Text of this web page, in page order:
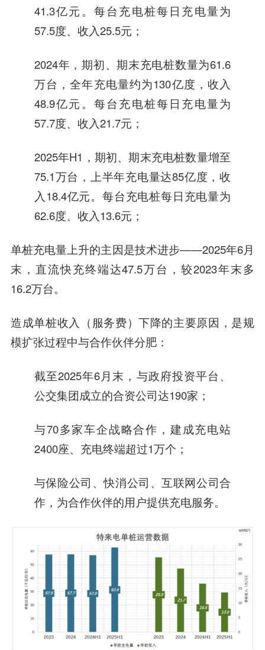
41.3亿元。每台充电桩每日充电量为
57.5度、收入25.5元；
2024年，期初、期末充电桩数量为61.6
万台，全年充电量约为130亿度，收入
48.9亿元。每台充电桩每日充电量为
57.7度、收入21.7元；
2025年H1，期初、期末充电桩数量增至
75.1万台，上半年充电量达85亿度，收
入18.4亿元。每台充电桩每日充电量为
62.6度、收入13.6元；
单桩充电量上升的主因是技术进步——2025年6月
末，直流快充终端达47.5万台，较2023年末多
16.2万台。
造成单桩收入（服务费）下降的主要原因， 是规
模扩张过程中与合作伙伴分肥：
截至2025年6月末，与政府投资平台、
公交集团成立的合资公司达190家；
与70多家车企战略合作，建成充电站
2400座、充电终端超过1万个；
与保险公司、快消公司、互联网公司合
作，为合作伙伴的用户提供充电服务。